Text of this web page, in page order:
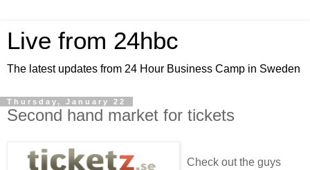
Live from 24hbc
The latest updates from 24 Hour Business Camp in Sweden
Thursday, January 22
Second hand market for tickets
Check out the guys